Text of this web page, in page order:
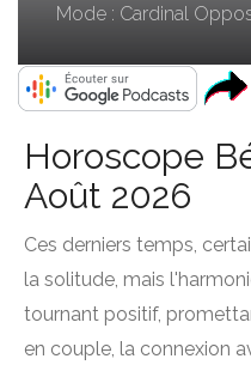
Mode : Cardinal
Horoscope
Août 2026
Ces derniers temps,
la solitude, mais
tournant positif,
en couple, la connexion